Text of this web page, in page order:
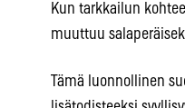
Kun tarkkailun
muuttuu
Tämä luonnollinen